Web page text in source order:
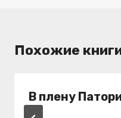
Похожие
В плену